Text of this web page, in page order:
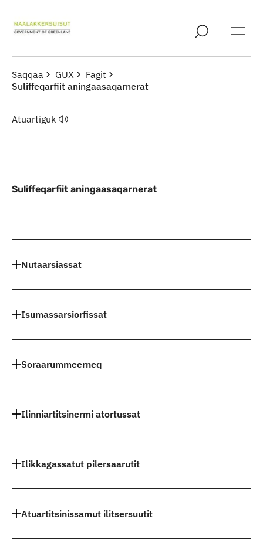
Saqqaa GUX
Fagit
Suliffeqarfiit aningaasaqarnerat
Atuartiguk
Suliffeqarfiit aningaasaqarnerat
Nutaarsiassat
Isumassarsiorfissat
Soraarummeerneq
Ilinniartitsinermi atortussat
Ilikkagassatut pilersaarutit
Atuartitsinissamut ilitsersuutit